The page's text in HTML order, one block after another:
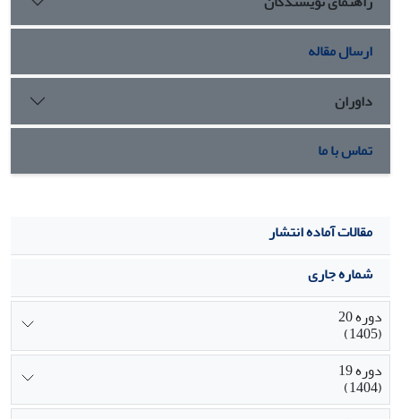
ارسال مقاله
داوران
تماس با ما
مقالات آماده انتشار
شماره جاری
دوره 20
(1405)
دوره 19
(1404)